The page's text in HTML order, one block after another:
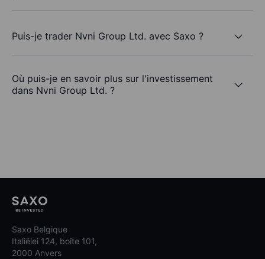
Puis-je trader Nvni Group Ltd. avec Saxo ?
Où puis-je en savoir plus sur l'investissement
dans Nvni Group Ltd. ?
Saxo Belgique
Italiëlei 124, boîte 101,
2000 Anvers